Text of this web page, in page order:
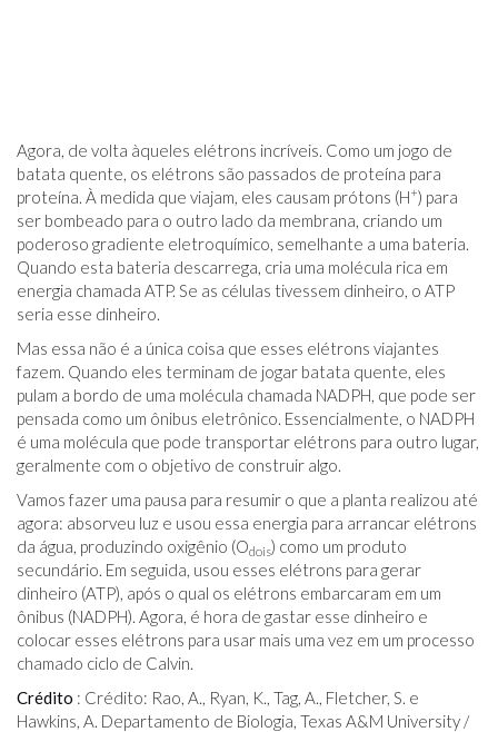
Agora, de volta àqueles elétrons incríveis. Como um jogo de
batata quente, os elétrons são passados ​​de proteína para
proteína. À medida que viajam, eles causam prótons (H+) para
ser bombeado para o outro lado da membrana, criando um
poderoso gradiente eletroquímico, semelhante a uma bateria.
Quando esta bateria descarrega, cria uma molécula rica em
energia chamada ATP. Se as células tivessem dinheiro, o ATP
seria esse dinheiro.
Mas essa não é a única coisa que esses elétrons viajantes
fazem. Quando eles terminam de jogar batata quente, eles
pulam a bordo de uma molécula chamada NADPH, que pode ser
pensada como um ônibus eletrônico. Essencialmente, o NADPH
é uma molécula que pode transportar elétrons para outro lugar,
geralmente com o objetivo de construir algo.
Vamos fazer uma pausa para resumir o que a planta realizou até
agora: absorveu luz e usou essa energia para arrancar elétrons
da água, produzindo oxigênio (Odois) como um produto
secundário. Em seguida, usou esses elétrons para gerar
dinheiro (ATP), após o qual os elétrons embarcaram em um
ônibus (NADPH). Agora, é hora de gastar esse dinheiro e
colocar esses elétrons para usar mais uma vez em um processo
chamado ciclo de Calvin.
Crédito : Crédito: Rao, A., Ryan, K., Tag, A., Fletcher, S. e
Hawkins, A. Departamento de Biologia, Texas A&M University /